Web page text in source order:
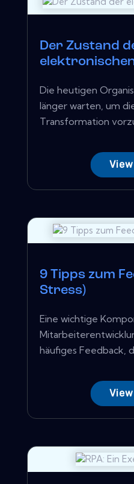
Der Zustand
Die heutigen
länger warten, um
Transformation
9 Tipps zum
Stress)
Eine wichtige
häufiges Feedback,